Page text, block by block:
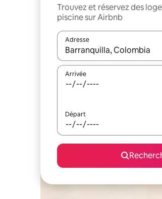
Trouvez et réservez des
piscine sur Airbnb
Adresse
Lorsque les résultats
Arrivée
Départ